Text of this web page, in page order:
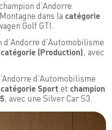
d’Andorre
dans la catégorie
Golf GTI.
d’Andorre d’Automobilisme
catégorie (Production), avec
d’Automobilisme
catégorie Sport et champion
, avec une Silver Car S3.